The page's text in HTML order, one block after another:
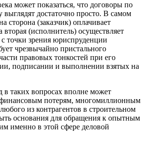
может показаться, что договоры по
выглядят достаточно просто. В самом
сторона (заказчик) оплачивает
вторая (исполнитель) осуществляет
точки зрения юриспруденции
чрезвычайно пристального
правовых тонкостей при его
подписании и выполнении взятых на
таких вопросах вполне может
потерям, многомиллионным
из контрагентов в строительном
основания для обращения к опытным
именно в этой сфере деловой